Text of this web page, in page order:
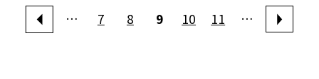
… 7 8 9 10 11 …